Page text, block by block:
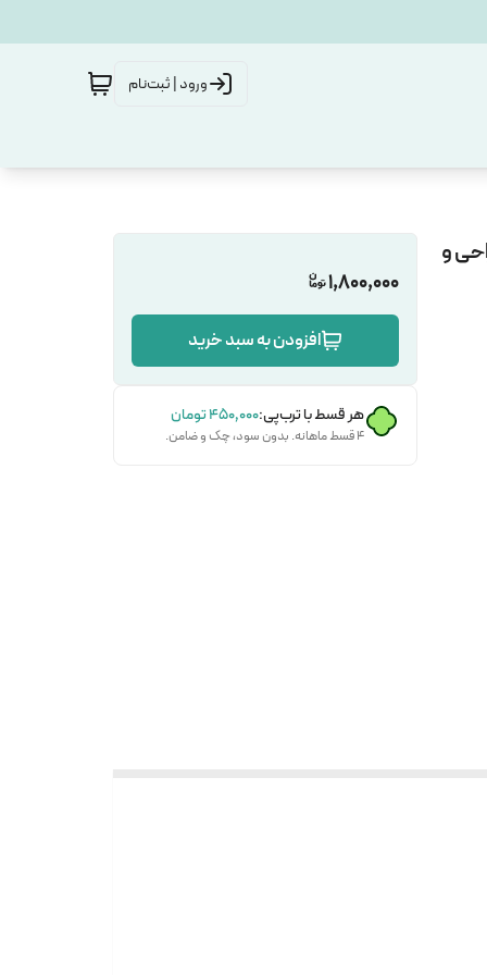
ورود | ثبت‌نام
و
1,800,000
افزودن به سبد خرید
هر قسط با ترب‌پی:۴۵۰٬۰۰۰تومان
۴ قسط ماهانه. بدون سود، چک و ضامن.